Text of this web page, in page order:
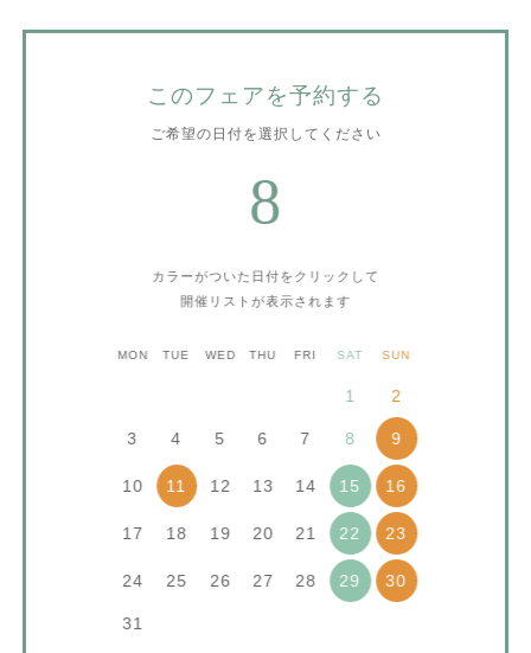
このフェアを予約する
ご希望の日付を選択してください
8
カラーがついた日付をクリックして
開催リストが表示されます
MON TUE WED THU FRI SAT SUN
1 2
3 4 5 6 7 8 9
10 11 12 13 14 15 16
17 18 19 20 21 22 23
24 25 26 27 28 29 30
31